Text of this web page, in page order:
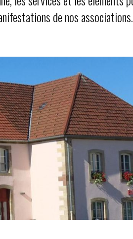
de nos